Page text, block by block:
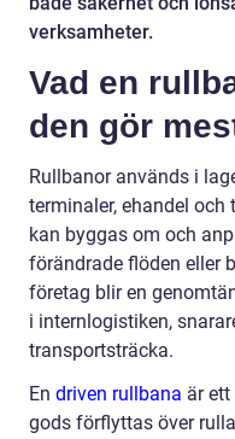
verksamheter.
Vad en
den gör
Rullbanor används i
terminaler, ehandel
kan byggas om och
förändrade flöden eller
företag blir en
i internlogistiken,
transportsträcka.
En driven rullbana är
gods förflyttas över